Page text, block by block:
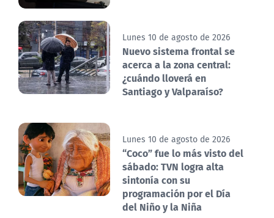
Lunes 10 de agosto de 2026
Nuevo sistema frontal se
acerca a la zona central:
¿cuándo lloverá en
Santiago y Valparaíso?
Lunes 10 de agosto de 2026
“Coco” fue lo más visto del
sábado: TVN logra alta
sintonía con su
programación por el Día
del Niño y la Niña